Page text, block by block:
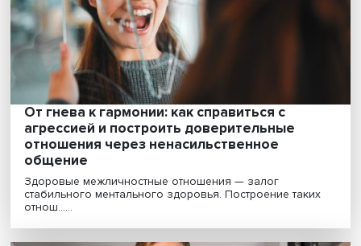
Если человеку интересно то, что он делает, если он
на работе, то у него нет иммунитета от э......